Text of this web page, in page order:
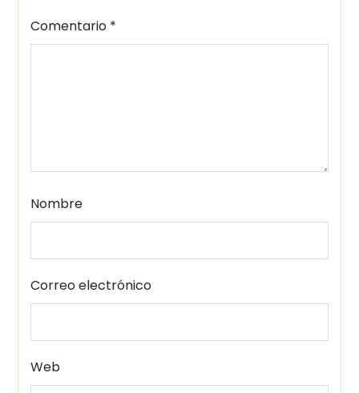
Comentario *
Nombre
Correo electrónico
Web